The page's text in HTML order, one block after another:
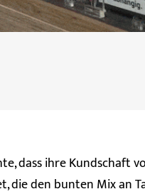
dass ihre
die den bunten Mix an